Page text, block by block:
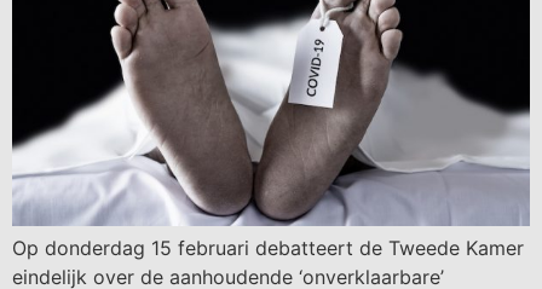
Op donderdag 15 februari debatteert de Tweede Kamer
eindelijk over de aanhoudende ‘onverklaarbare’